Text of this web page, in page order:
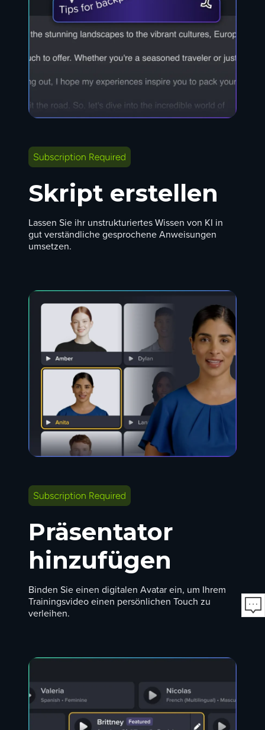
Skript erstellen
Lassen Sie ihr unstrukturiertes Wissen von KI in
gut verständliche gesprochene Anweisungen
umsetzen.
Präsentator
hinzufügen
Binden Sie einen digitalen Avatar ein, um Ihrem
Trainingsvideo einen persönlichen Touch zu
verleihen.